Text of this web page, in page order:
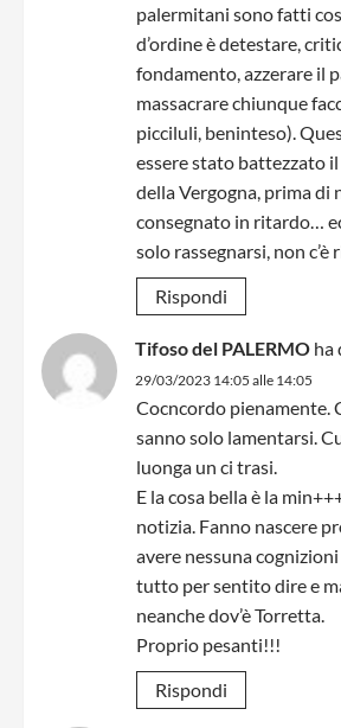
palermitani sono fatti
d’ordine è detestare,
fondamento, azzerare il
massacrare chiunque
picciluli, beninteso).
essere stato battezzato
della Vergogna, prima di
consegnato in ritardo…
solo rassegnarsi, non c’è
Rispondi
Tifoso del PALERMO ha
29/03/2023 14:05 alle 14:05
Cocncordo pienamente.
sanno solo lamentarsi.
luonga un ci trasi.
E la cosa bella è la
notizia. Fanno nascere
avere nessuna
tutto per sentito dire e
neanche dov’è Torretta.
Proprio pesanti!!!
Rispondi